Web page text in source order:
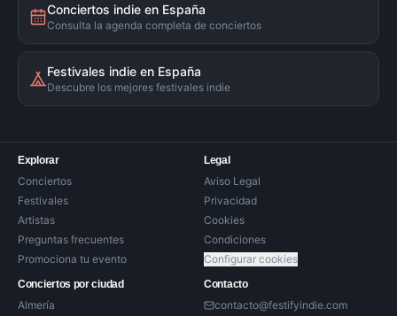
Conciertos indie en España
Consulta la agenda completa de conciertos
Festivales indie en España
Descubre los mejores festivales indie
Explorar
Conciertos
Festivales
Artistas
Preguntas frecuentes
Promociona tu evento
Legal
Aviso Legal
Privacidad
Cookies
Condiciones
Configurar cookies
Conciertos por ciudad
Almería
Contacto
contacto@festifyindie.com